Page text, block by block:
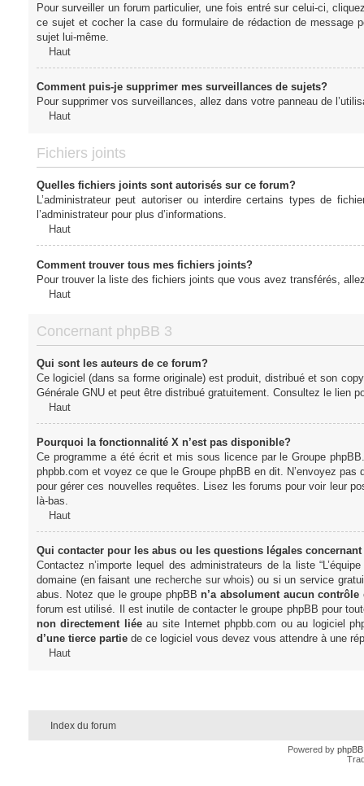
Pour surveiller un forum particulier, une fois entré sur celui-ci,
ce sujet et cocher la case du formulaire de rédaction de message
sujet lui-même.
Haut
Comment puis-je supprimer mes surveillances de sujets?
Pour supprimer vos surveillances, allez dans votre panneau de
Haut
Fichiers joints
Quelles fichiers joints sont autorisés sur ce forum?
L’administrateur peut autoriser ou interdire certains types de
l’administrateur pour plus d’informations.
Haut
Comment trouver tous mes fichiers joints?
Pour trouver la liste des fichiers joints que vous avez transférés,
Haut
Concernant phpBB 3
Qui sont les auteurs de ce forum?
Ce logiciel (dans sa forme originale) est produit, distribué et son
Générale GNU et peut être distribué gratuitement. Consultez le lien
Haut
Pourquoi la fonctionnalité X n’est pas disponible?
Ce programme a été écrit et mis sous licence par le Groupe
phpbb.com et voyez ce que le Groupe phpBB en dit. N’envoyez
pour gérer ces nouvelles requêtes. Lisez les forums pour voir leur
là-bas.
Haut
Qui contacter pour les abus ou les questions légales
Contactez n’importe lequel des administrateurs de la liste
domaine (en faisant une recherche sur whois) ou si un service
abus. Notez que le groupe phpBB n’a absolument aucun contrôle
forum est utilisé. Il est inutile de contacter le groupe phpBB pour
non directement liéeau site Internet phpbb.com ou au logiciel
d’une tierce partiede ce logiciel vous devez vous attendre à une
Haut
Index du forum
Powered by phpBB